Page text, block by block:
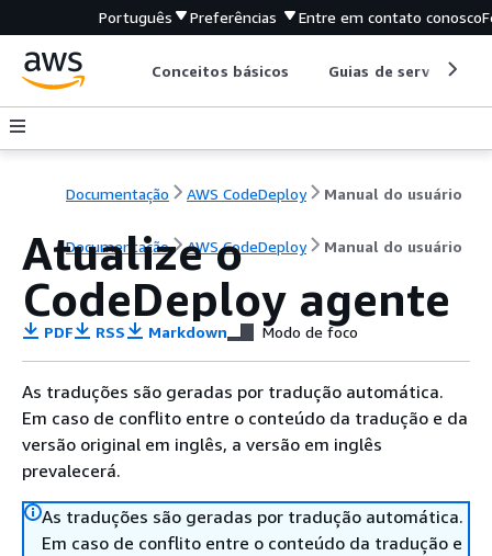
Português Preferências Entre em contato conosco
Conceitos básicos Guias de serviço
Documentação AWS CodeDeploy Manual do usuário
Documentação AWS CodeDeploy Manual do usuário
Atualize o
CodeDeploy agente
PDF RSS Markdown Modo de foco
As traduções são geradas por tradução automática.
Em caso de conflito entre o conteúdo da tradução e da
versão original em inglês, a versão em inglês
prevalecerá.
As traduções são geradas por tradução automática.
Em caso de conflito entre o conteúdo da tradução e